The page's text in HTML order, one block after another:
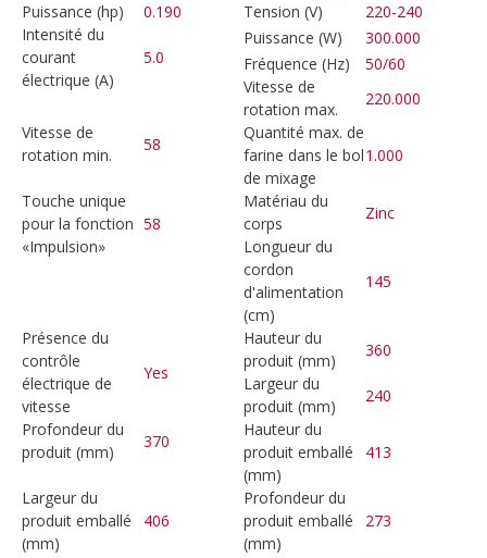
Puissance (hp)
0.190 Tension (V)
220-240
Intensité du
courant
électrique (A)
5.0
Puissance (W)
300.000
Fréquence (Hz)
50/60
Vitesse de
rotation max.
220.000
Vitesse de
rotation min.
58
Quantité max. de
farine dans le bol
de mixage
1.000
Touche unique
pour la fonction
«Impulsion»
58
Matériau du
corps
Zinc
Longueur du
cordon
d'alimentation
(cm)
145
Présence du
contrôle
électrique de
vitesse
Yes
Hauteur du
produit (mm)
360
Largeur du
produit (mm)
240
Profondeur du
produit (mm)
370
Hauteur du
produit emballé
(mm)
413
Largeur du
produit emballé
(mm)
406
Profondeur du
produit emballé
(mm)
273